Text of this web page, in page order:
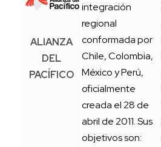
ALIANZA
DEL
PACÍFICO
integración
regional
conformada por
Chile, Colombia,
México y Perú,
oficialmente
creada el 28 de
abril de 2011. Sus
objetivos son: